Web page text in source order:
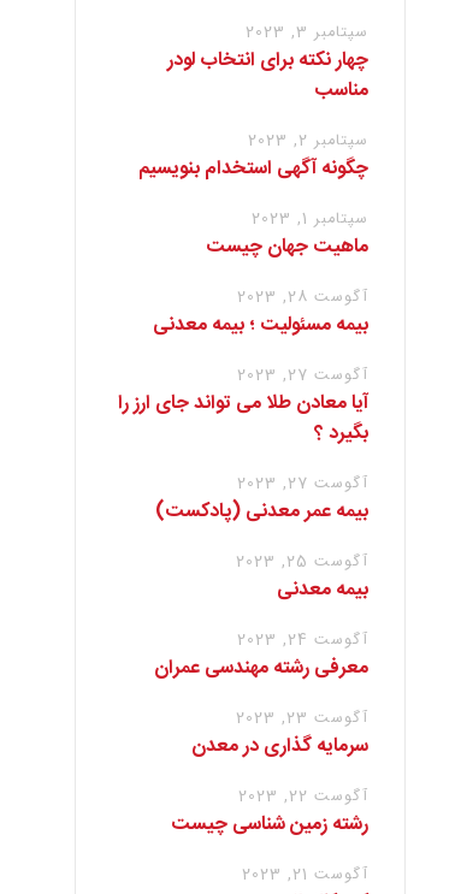
سپتامبر 3, 2023
چهار نکته برای انتخاب لودر
مناسب
سپتامبر 2, 2023
چگونه آگهی استخدام بنویسیم
سپتامبر 1, 2023
ماهیت جهان چیست
آگوست 28, 2023
بیمه مسئولیت ؛ بیمه معدنی
آگوست 27, 2023
آیا معادن طلا می تواند جای ارز را
بگیرد ؟
آگوست 27, 2023
بیمه عمر معدنی (پادکست)
آگوست 25, 2023
بیمه معدنی
آگوست 24, 2023
معرفی رشته مهندسی عمران
آگوست 23, 2023
سرمایه گذاری در معدن
آگوست 22, 2023
رشته زمین شناسی چیست
آگوست 21, 2023